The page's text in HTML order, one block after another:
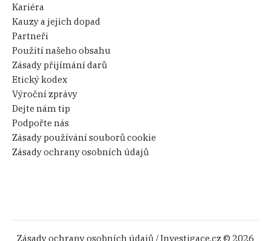
Kariéra
Kauzy a jejich dopad
Partneři
Použití našeho obsahu
Zásady přijímání darů
Etický kodex
Výroční zprávy
Dejte nám tip
Podpořte nás
Zásady používání souborů cookie
Zásady ochrany osobních údajů
Zásady ochrany osobních údajů / Investigace.cz © 2026